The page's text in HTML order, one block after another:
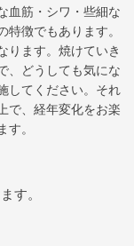
血筋・シワ・些細な
特徴でもあります。
ります。焼けていき
、どうしても気にな
してください。それ
で、経年変化をお楽
す。
す。